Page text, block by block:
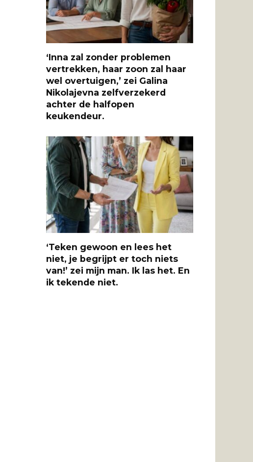
‘Inna zal zonder problemen
vertrekken, haar zoon zal haar
wel overtuigen,’ zei Galina
Nikolajevna zelfverzekerd
achter de halfopen
keukendeur.
‘Teken gewoon en lees het
niet, je begrijpt er toch niets
van!’ zei mijn man. Ik las het. En
ik tekende niet.